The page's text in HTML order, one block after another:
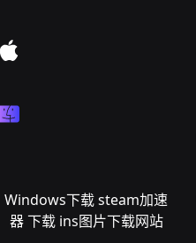
Windows下载 steam加速
器 下载 ins图片下载网站